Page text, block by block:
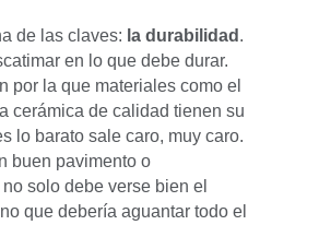
de las claves: la durabilidad .
en lo que debe durar.
por la que materiales como el
cerámica de calidad tienen su
lo barato sale caro, muy caro.
buen pavimento o
solo debe verse bien el
que debería aguantar todo el